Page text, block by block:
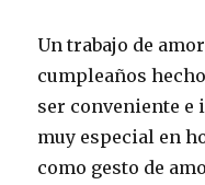
Un trabajo de
cumpleaños
ser conveniente e
muy especial en
como gesto de